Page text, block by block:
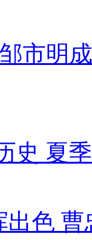
市明
史 夏
色